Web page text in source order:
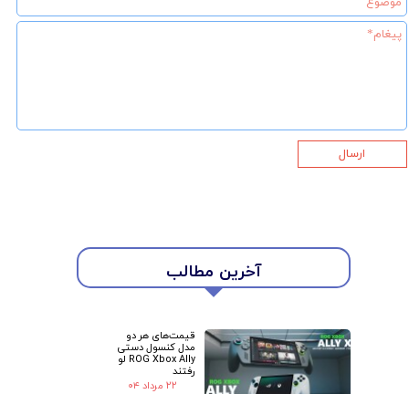
★
آخرین مطالب
قیمت‌های هر دو
مدل کنسول دستی
ROG Xbox Ally لو
رفتند
۲۲ مرداد ۰۴
ارسال